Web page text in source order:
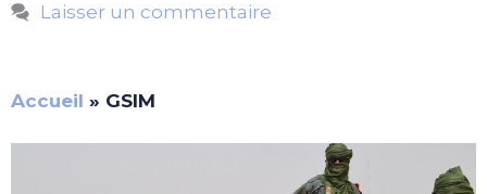
Laisser un commentaire
Accueil » GSIM